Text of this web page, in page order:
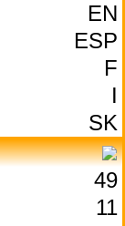
EN
ESP
F
I
SK
49
11